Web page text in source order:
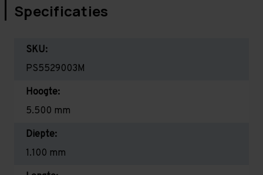
Specificaties
SKU:
PS5529003M
Hoogte:
5.500 mm
Diepte:
1.100 mm